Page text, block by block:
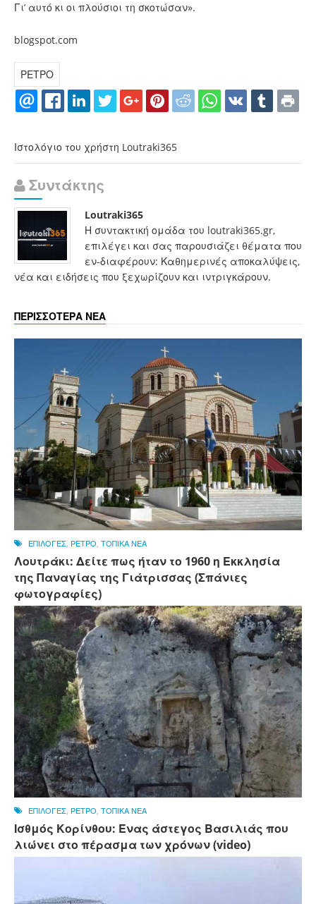
Γι’ αυτό κι οι πλούσιοι τη σκοτώσαν».
blogspot.com
ΡΕΤΡΟ
Ιστολόγιο του χρήστη Loutraki365
Συντάκτης
Loutraki365
Η συντακτική ομάδα του loutraki365.gr,
επιλέγει και σας παρουσιάζει θέματα που
εν-διαφέρουν: Καθημερινές αποκαλύψεις,
νέα και ειδήσεις που ξεχωρίζουν και ιντριγκάρουν.
ΠΕΡΙΣΣΟΤΕΡΑ ΝΕΑ
ΕΠΙΛΟΓΕΣ, ΡΕΤΡΟ, ΤΟΠΙΚΑ ΝΕΑ
Λουτράκι: Δείτε πως ήταν το 1960 η Εκκλησία
της Παναγίας της Γιάτρισσας (Σπάνιες
φωτογραφίες)
ΕΠΙΛΟΓΕΣ, ΡΕΤΡΟ, ΤΟΠΙΚΑ ΝΕΑ
Ισθμός Κορίνθου: Ένας άστεγος Βασιλιάς που
λιώνει στο πέρασμα των χρόνων (video)